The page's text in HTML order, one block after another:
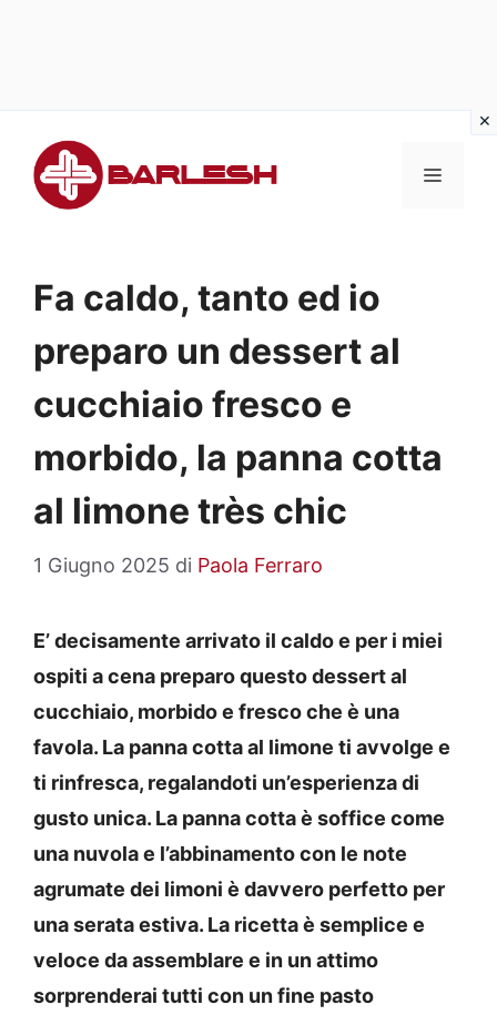
contenuto
MENU
Fa caldo, tanto ed io
preparo un dessert al
cucchiaio fresco e
morbido, la panna cotta
al limone très chic
1 Giugno 2025 di Paola Ferraro
E’ decisamente arrivato il caldo e per i miei
ospiti a cena preparo questo dessert al
cucchiaio, morbido e fresco che è una
favola. La panna cotta al limone ti avvolge e
ti rinfresca, regalandoti un’esperienza di
gusto unica. La panna cotta è soffice come
una nuvola e l’abbinamento con le note
agrumate dei limoni è davvero perfetto per
una serata estiva. La ricetta è semplice e
veloce da assemblare e in un attimo
sorprenderai tutti con un fine pasto